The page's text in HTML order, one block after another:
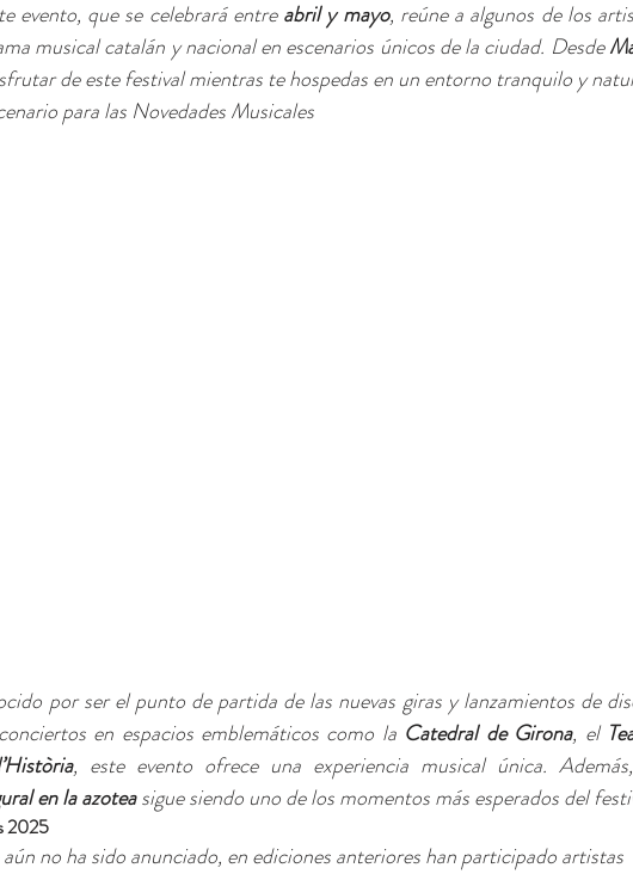
evento, que se celebrará entre abril y mayo, reúne a algunos de los
musical catalán y nacional en escenarios únicos de la ciudad. Desde
de este festival mientras te hospedas en un entorno tranquilo y
para las Novedades Musicales
por ser el punto de partida de las nuevas giras y lanzamientos de
en espacios emblemáticos como la Catedral de Girona, el
, este evento ofrece una experiencia musical única.
en la azotea sigue siendo uno de los momentos más esperados del
2025
no ha sido anunciado, en ediciones anteriores han participado artistas